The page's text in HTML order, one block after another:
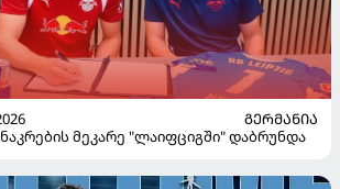
ᲒᲔᲠᲛᲐᲜᲘᲐ
მეკარე "ლაიფციგში" დაბრუნდა